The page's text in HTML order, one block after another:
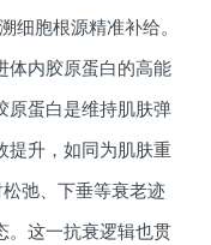
细胞根源精准补给。
体内胶原蛋白的高能
原蛋白是维持肌肤弹
提升，如同为肌肤重
弛、下垂等衰老迹
。这一抗衰逻辑也贯